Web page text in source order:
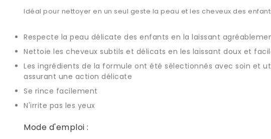
Idéal pour nettoyer en un seul geste la peau et les cheveux des
Respecte la peau délicate des enfants en la laissant
Nettoie les cheveux subtils et délicats en les laissant doux et
Les ingrédients de la formule ont été sélectionnés avec soin et
assurant une action délicate
Se rince facilement
N'irrite pas les yeux
Mode d'emploi :